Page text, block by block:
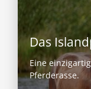
Das
Eine
Pferderasse.